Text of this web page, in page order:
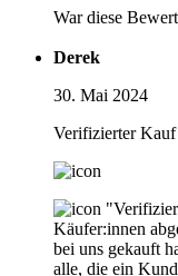
War diese
Derek
30. Mai 2024
Verifizierter Kauf
Käufer:innen
bei uns gekauft
alle, die ein